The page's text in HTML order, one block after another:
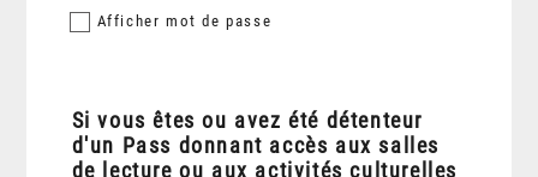
Afficher mot de passe
Si vous êtes ou avez été détenteur
d'un Pass donnant accès aux salles
de lecture ou aux activités culturelles